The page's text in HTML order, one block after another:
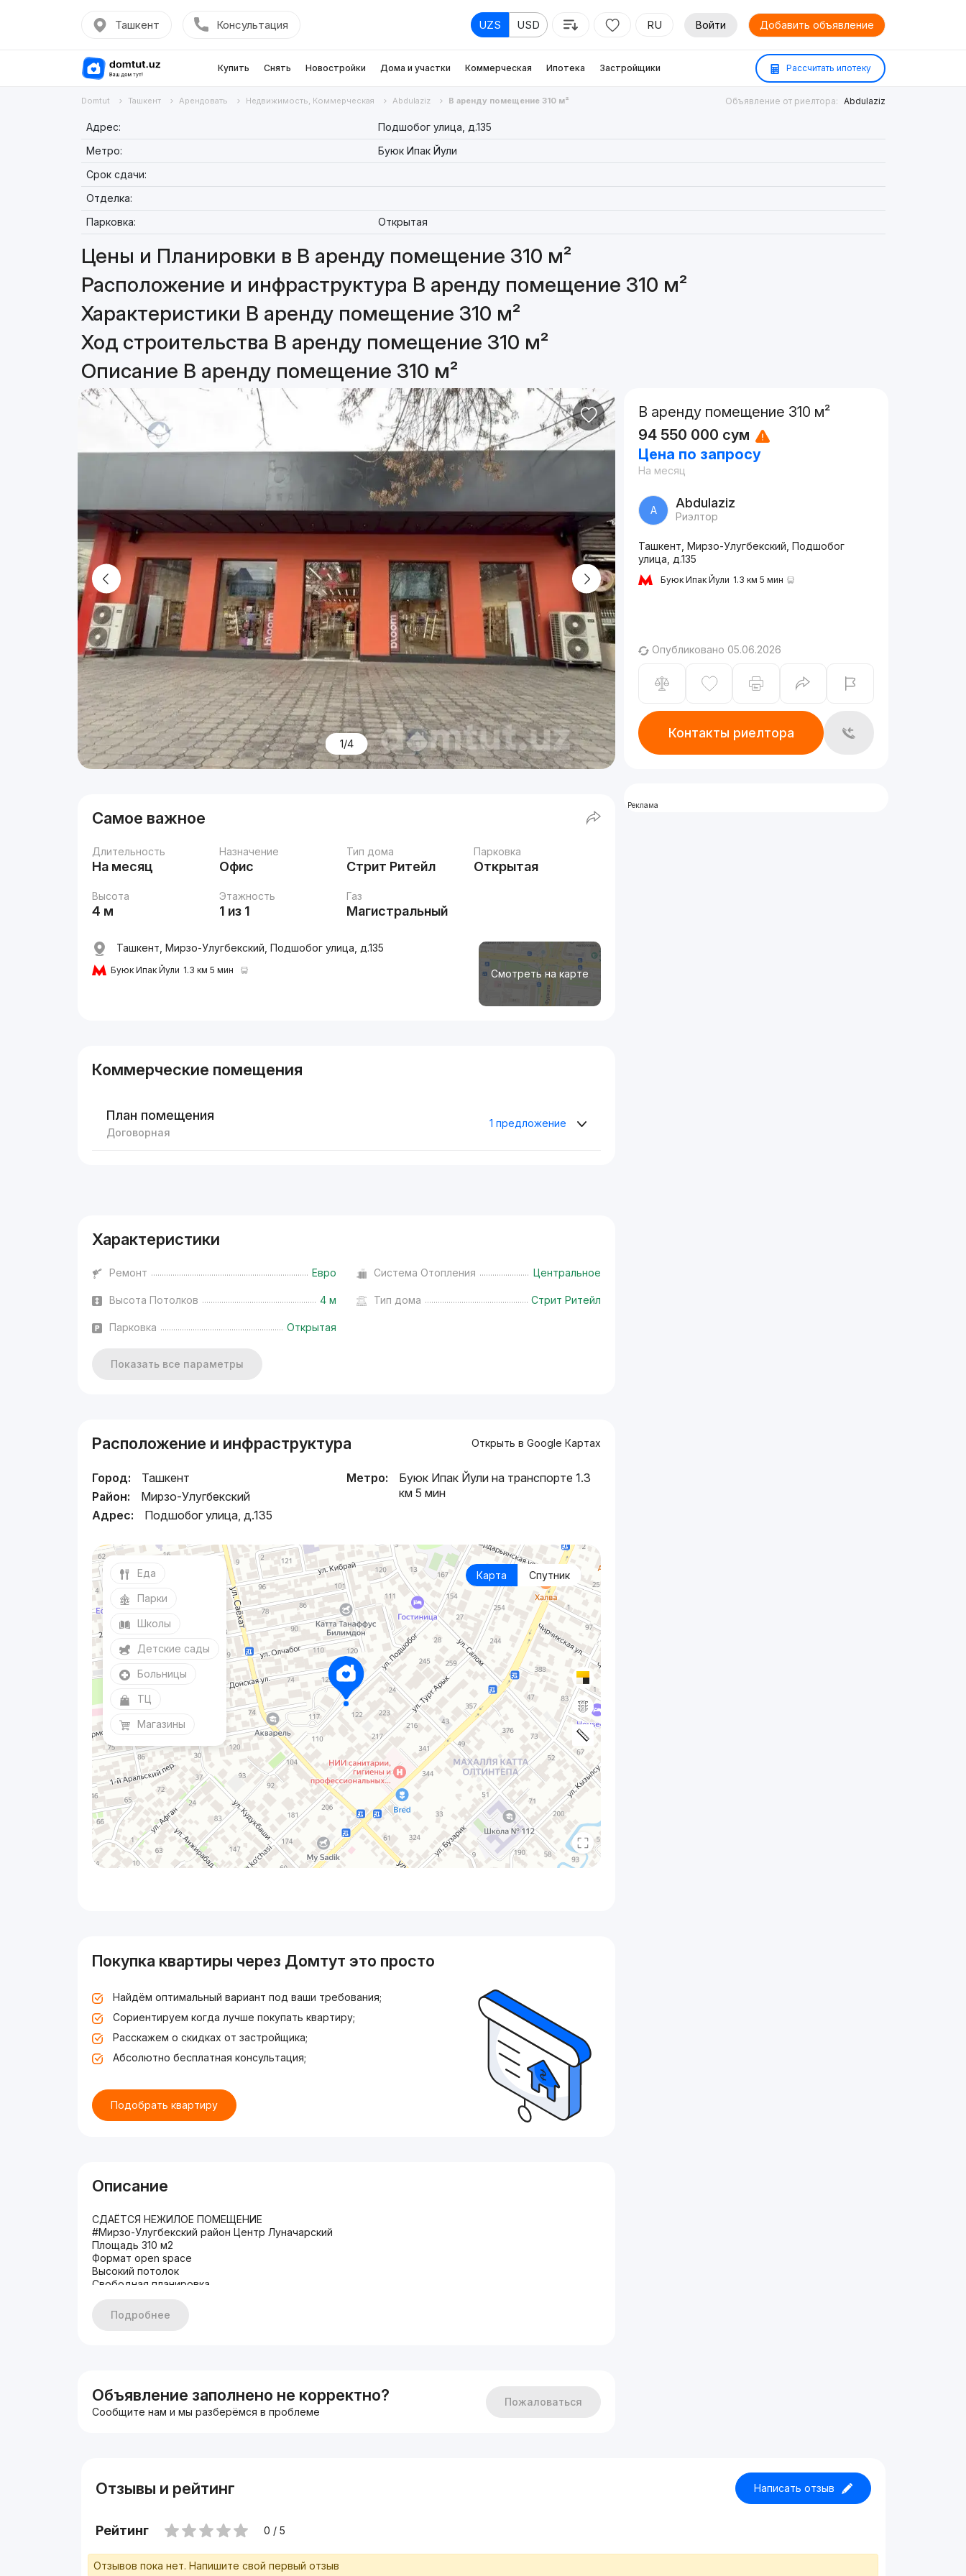
Ташкент Консультация UZS USD RU Войти Добавить объявление
Купить Снять Новостройки Дома и участки Коммерческая Ипотека Застройщики Рассчитать ипотеку
Domtut Ташкент Арендовать Недвижимость, Коммерческая Abdulaziz В аренду помещение 310 м² Объявление от риелтора: Abdulaziz
Адрес:
Подшобог улица, д.135
Метро:
Буюк Ипак Йули
Срок сдачи:
Отделка:
Парковка:
Открытая
Цены и Планировки в В аренду помещение 310 м²
Расположение и инфраструктура В аренду помещение 310 м²
Характеристики В аренду помещение 310 м²
Ход строительства В аренду помещение 310 м²
Описание В аренду помещение 310 м²
1/4
Самое важное
Длительность
На месяц
Назначение
Офис
Тип дома
Стрит Ритейл
Парковка
Открытая
Высота
4 м
Этажность
1 из 1
Газ
Магистральный
Смотреть на карте
Ташкент, Мирзо-Улугбекский, Подшобог улица, д.135
Буюк Ипак Йули 1.3 км 5 мин
Коммерческие помещения
План помещения
Договорная
1 предложение
Характеристики
Ремонт Евро Система Отопления Центральное
Высота Потолков 4 м Тип дома Стрит Ритейл
Парковка Открытая
Показать все параметры
Расположение и инфраструктура Открыть в Google Картах
Город:
Ташкент
Район:
Мирзо-Улугбекский
Адрес:
Подшобог улица, д.135
Метро:
Буюк Ипак Йули на транспорте 1.3
км 5 мин
Карта Спутник
Еда
Парки
Школы
Детские сады
Больницы
ТЦ
Магазины
Покупка квартиры через Домтут это просто
Найдём оптимальный вариант под ваши требования;
Сориентируем когда лучше покупать квартиру;
Расскажем о скидках от застройщика;
Абсолютно бесплатная консультация;
Подобрать квартиру
Описание
СДАЁТСЯ НЕЖИЛОЕ ПОМЕЩЕНИЕ
#Мирзо-Улугбекский район Центр Луначарский
Площадь 310 м2
Формат open space
Высокий потолок
Свободная планировка
Хорошая проходимость
Первая линия
Подробнее
Объявление заполнено не корректно?
Сообщите нам и мы разберёмся в проблеме
Пожаловаться
В аренду помещение 310 м²
94 550 000 сум
Цена по запросу
На месяц
A Abdulaziz
Риэлтор
Ташкент, Мирзо-Улугбекский, Подшобог
улица, д.135
Буюк Ипак Йули 1.3 км 5 мин
Опубликовано 05.06.2026
Контакты риелтора
Реклама
Отзывы и рейтинг Написать отзыв
Рейтинг 0 / 5
Отзывов пока нет. Напишите свой первый отзыв